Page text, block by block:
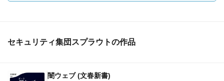
セキュリティ集団スプラウトの作品
闇ウェブ (文春新書)